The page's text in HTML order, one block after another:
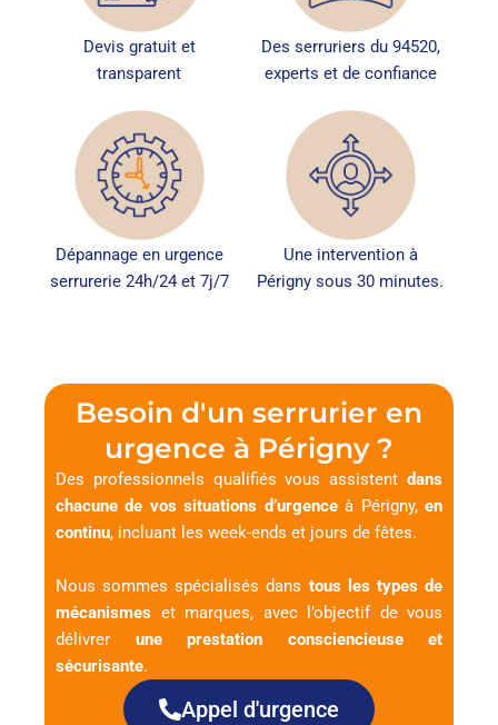
Devis gratuit et
transparent
Des serruriers du 94520,
experts et de confiance
Dépannage en urgence
serrurerie 24h/24 et 7j/7
Une intervention à
Périgny sous 30 minutes.
Besoin d'un serrurier en
urgence à Périgny ?
Des professionnels qualifiés vous assistent dans
chacune de vos situations d’urgenceà Périgny,en
continu, incluant les week-ends et jours de fêtes.
Nous sommes spécialisés dans tous les types de
mécanismes et marques, avec l’objectif de vous
délivrer une prestation consciencieuse et
sécurisante.
Appel d'urgence